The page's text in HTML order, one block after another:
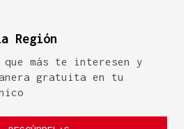
Región
más te interesen y
gratuita en tu